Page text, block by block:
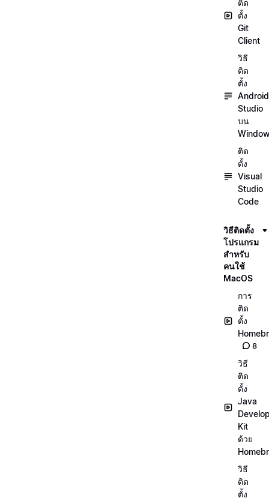
ติด
ตั้ง
Git
Client
วิธี
ติด
ตั้ง
Android
Studio
บน
ติด
ตั้ง
Visual
Studio
Code
วิธีติดตั้ง
โปรแกรม
สำหรับ
คนใช้
MacOS
การ
ติด
ตั้ง
8
วิธี
ติด
ตั้ง
Java
Kit
ด้วย
วิธี
ติด
ตั้ง